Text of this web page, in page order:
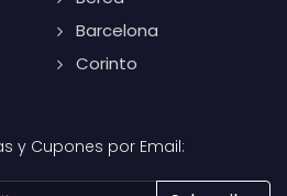
Barcelona
Corinto
y Cupones por Email: